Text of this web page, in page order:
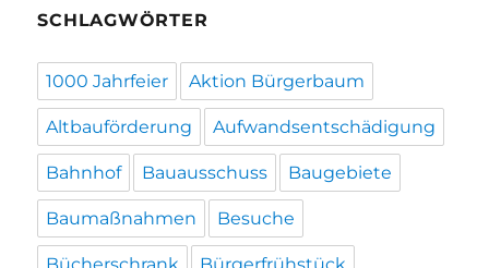
SCHLAGWÖRTER
1000 Jahrfeier Aktion Bürgerbaum
Altbauförderung Aufwandsentschädigung
Bahnhof Bauausschuss Baugebiete
Baumaßnahmen Besuche